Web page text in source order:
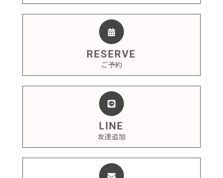
RESERVE
ご予約
LINE
友達追加